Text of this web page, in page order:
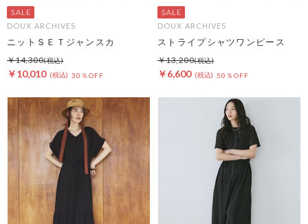
DOUX ARCHIVES
ニットＳＥＴジャンスカ
￥10,010 30％OFF
￥14,300
DOUX ARCHIVES
ストライプシャツワンピース
￥6,600 50％OFF
￥13,200